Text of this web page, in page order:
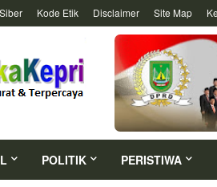
Siber Kode Etik Disclaimer Site Map
POLITIK PERISTIWA